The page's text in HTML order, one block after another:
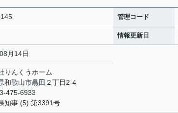
管理コード
情報更新日
月14日
りんくうホーム
和歌山市黒田２丁目2-4
475-6933
知事 (5) 第3391号